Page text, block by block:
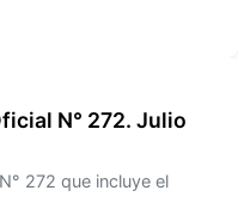
N° 272. Julio
272 que incluye el